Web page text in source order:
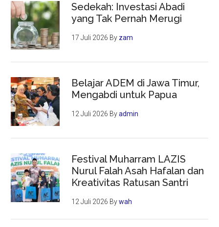
Sedekah: Investasi Abadi
yang Tak Pernah Merugi
17 Juli 2026 By zam
Belajar ADEM di Jawa Timur,
Mengabdi untuk Papua
12 Juli 2026 Byadmin
Festival Muharram LAZIS
Nurul Falah Asah Hafalan dan
Kreativitas Ratusan Santri
12 Juli 2026 Bywah